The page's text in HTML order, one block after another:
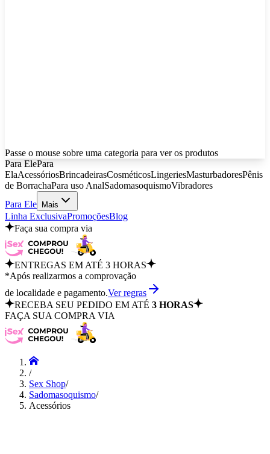
Passe o mouse sobre uma categoria para ver os produtos
Para ElePara
ElaAcessóriosBrincadeirasCosméticosLingeriesMasturbadoresPênis
de BorrachaPara uso AnalSadomasoquismoVibradores
Para Ele
Mais
Linha ExclusivaPromoçõesBlog
Faça sua compra via
ENTREGAS EM ATÉ 3 HORAS
*Após realizarmos a comprovação
de localidade e pagamento.Ver regras
RECEBA SEU PEDIDO EM ATÉ 3 HORAS
FAÇA SUA COMPRA VIA
/
Sex Shop/
Sadomasoquismo/
Acessórios